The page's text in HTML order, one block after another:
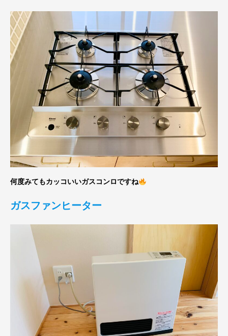
何度みてもカッコいいガスコンロですね
ガスファンヒーター